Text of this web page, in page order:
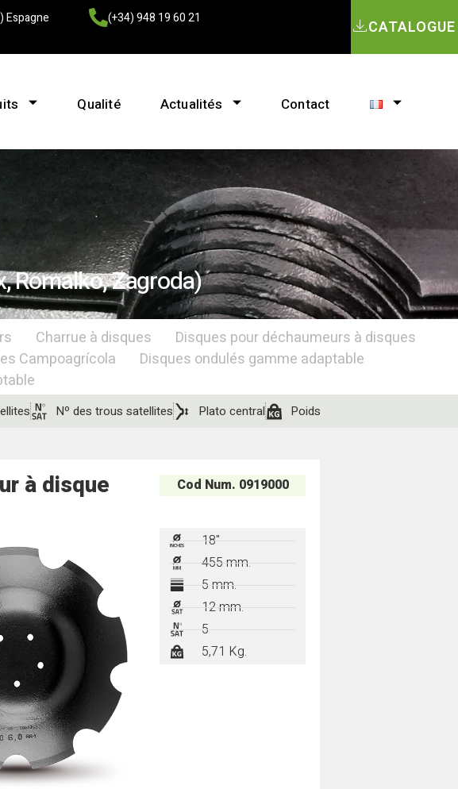
Espagne
(+34) 948 19 60 21
CATALOGUE
Qualité Actualités Contact
Romalko, Zagroda)
Charrue à disques
Disques pour déchaumeurs à disques
Campoagrícola
Disques ondulés gamme adaptable
Nº des trous satellites Plato central Poids
à disque Cod Num. 0919000
18"
455 mm.
5 mm.
12 mm.
5
5,71 Kg.